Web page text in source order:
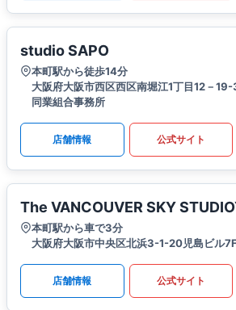
studio SAPO
本町駅から徒歩14分
大阪府大阪市西区西区南堀江1丁目12－
同業組合事務所
店舗情報 公式サイト
The VANCOUVER SKY
本町駅から車で3分
大阪府大阪市中央区北浜3-1-20児島ビル7F
店舗情報 公式サイト